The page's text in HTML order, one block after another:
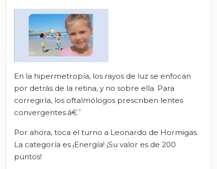
En la hipermetropía, los rayos de luz se enfocan
por detrás de la retina, y no sobre ella. Para
corregirla, los oftalmólogos prescriben lentes
convergentes.â€¯
Por ahora, toca el turno a Leonardo de Hormigas.
La categoría es ¡Energía! ¡Su valor es de 200
puntos!